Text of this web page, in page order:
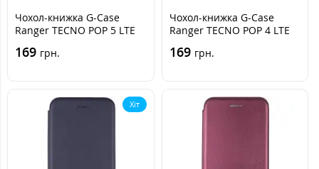
Чохол-книжка G-Case
Ranger TECNO POP 5 LTE
169 грн.
Чохол-книжка G-Case
Ranger TECNO POP 4 LTE
169 грн.
Хіт